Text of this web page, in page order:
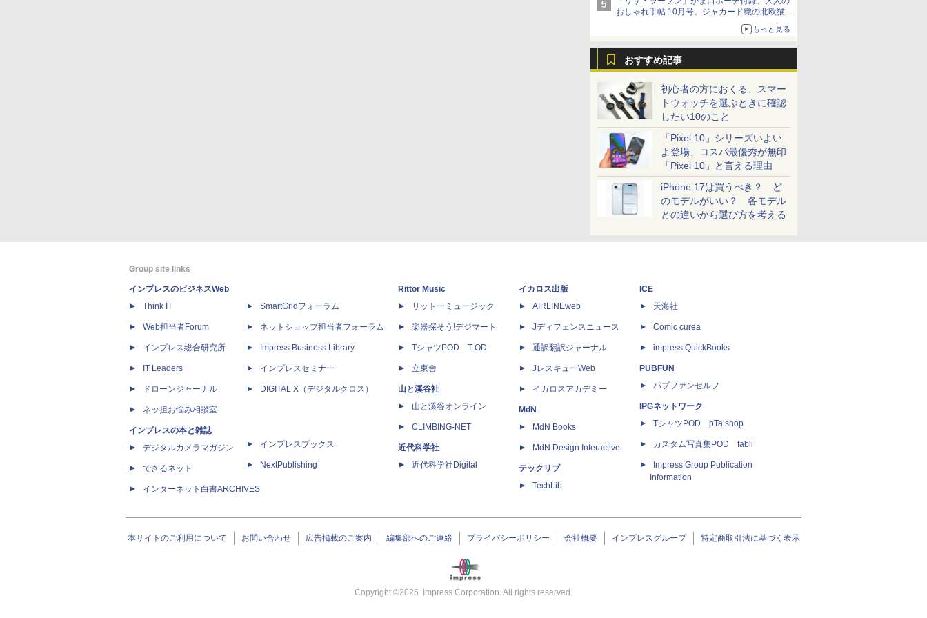
おしゃれ手帖 10月号。ジャカード織の北欧猫デ
もっと見る
おすすめ記事
初心者の方におくる、スマー
トウォッチを選ぶときに確認
したい10のこと
「Pixel 10」シリーズいよい
よ登場、コスパ最優秀が無印
「Pixel 10」と言える理由
iPhone 17は買うべき？ ど
のモデルがいい？ 各モデル
との違いから選び方を考える
Group site links
インプレスのビジネスWeb
Think IT
Web担当者Forum
インプレス総合研究所
IT Leaders
ドローンジャーナル
ネッ担お悩み相談室
インプレスの本と雑誌
デジタルカメラマガジン
できるネット
インターネット白書ARCHIVES
SmartGridフォーラム
ネットショップ担当者フォーラム
Impress Business Library
インプレスセミナー
DIGITAL X（デジタルクロス）
インプレスブックス
NextPublishing
Rittor Music
リットーミュージック
楽器探そう!デジマート
TシャツPOD T-OD
立東舎
山と溪谷社
山と溪谷オンライン
CLIMBING-NET
近代科学社
近代科学社Digital
イカロス出版
AIRLINEweb
Jディフェンスニュース
通訳翻訳ジャーナル
JレスキューWeb
イカロスアカデミー
MdN
MdN Books
MdN Design Interactive
テックリブ
TechLib
ICE
天海社
Comic curea
impress QuickBooks
PUBFUN
パブファンセルフ
IPGネットワーク
TシャツPOD pTa.shop
カスタム写真集POD fabli
Impress Group Publication
Information
本サイトのご利用について お問い合わせ 広告掲載のご案内 編集部へのご連絡 プライバシーポリシー 会社概要 インプレスグループ 特定商取引法に基づく表示
Copyright ©2026 Impress Corporation. All rights reserved.